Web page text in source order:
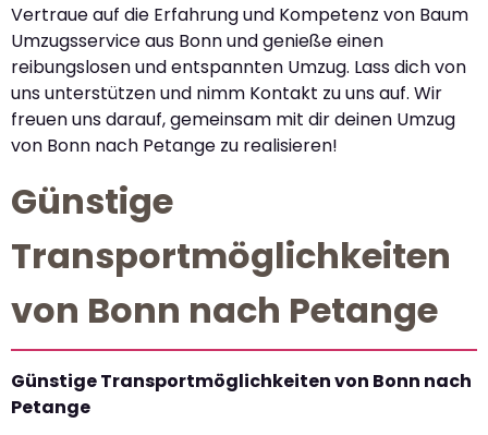
Vertraue auf die Erfahrung und Kompetenz von Baum
Umzugsservice aus Bonn und genieße einen
reibungslosen und entspannten Umzug. Lass dich von
uns unterstützen und nimm Kontakt zu uns auf. Wir
freuen uns darauf, gemeinsam mit dir deinen Umzug
von Bonn nach Petange zu realisieren!
Günstige
Transportmöglichkeiten
von Bonn nach Petange
Günstige Transportmöglichkeiten von Bonn nach
Petange